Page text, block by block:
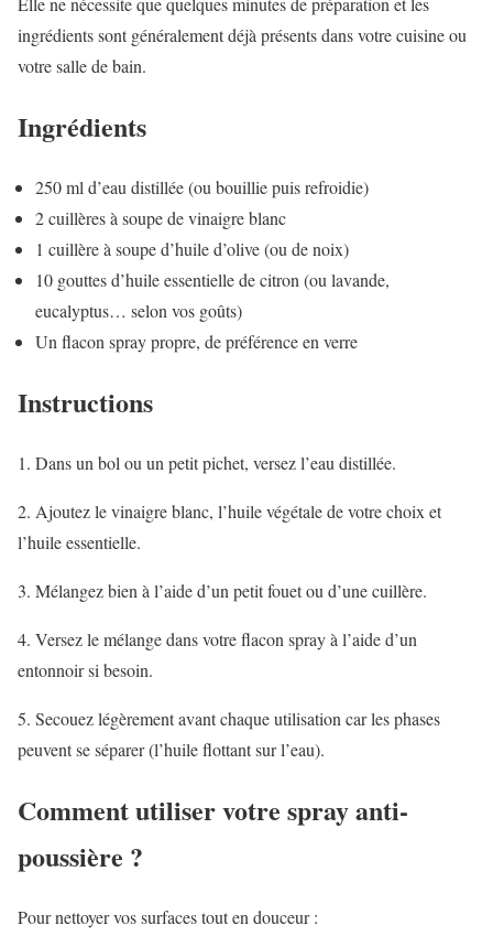
ingrédients sont généralement déjà présents dans votre cuisine ou
votre salle de bain.
Ingrédients
250 ml d’eau distillée (ou bouillie puis refroidie)
2 cuillères à soupe de vinaigre blanc
1 cuillère à soupe d’huile d’olive (ou de noix)
10 gouttes d’huile essentielle de citron (ou lavande,
eucalyptus… selon vos goûts)
Un flacon spray propre, de préférence en verre
Instructions
1. Dans un bol ou un petit pichet, versez l’eau distillée.
2. Ajoutez le vinaigre blanc, l’huile végétale de votre choix et
l’huile essentielle.
3. Mélangez bien à l’aide d’un petit fouet ou d’une cuillère.
4. Versez le mélange dans votre flacon spray à l’aide d’un
entonnoir si besoin.
5. Secouez légèrement avant chaque utilisation car les phases
peuvent se séparer (l’huile flottant sur l’eau).
Comment utiliser votre spray anti-
poussière ?
Pour nettoyer vos surfaces tout en douceur :